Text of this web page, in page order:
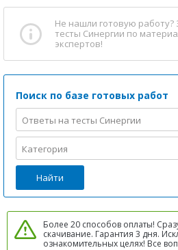
Не нашли готовую работу?
тесты Синергии по
экспертов!
Поиск по базе готовых работ
Ответы на тесты Синергии
Категория
Найти
Более 20 способов оплаты!
скачивание. Гарантия 3 дня.
ознакомительных целях! Все